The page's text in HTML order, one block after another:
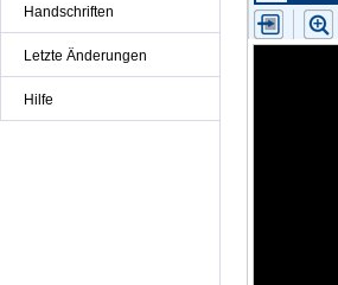
Handschriften
Letzte Änderungen
Hilfe